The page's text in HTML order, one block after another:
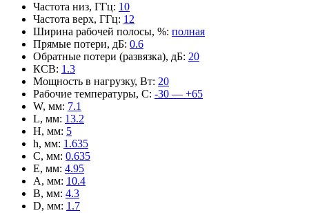
Частота низ, ГГц: 10
Частота верх, ГГц: 12
Ширина рабочей полосы, %: полная
Прямые потери, дБ: 0.6
Обратные потери (развязка), дБ: 20
КСВ: 1.3
Мощность в нагрузку, Вт: 20
Рабочие температуры, С: -30 — +65
W, мм: 7.1
L, мм: 13.2
H, мм: 5
h, мм: 1.635
C, мм: 0.635
E, мм: 4.95
A, мм: 10.4
B, мм: 4.3
D, мм: 1.7